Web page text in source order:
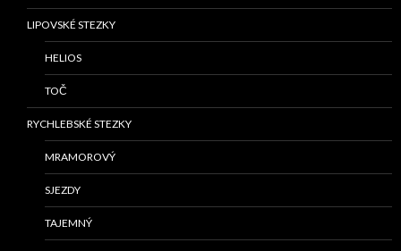
LIPOVSKÉ STEZKY
HELIOS
TOČ
RYCHLEBSKÉ STEZKY
MRAMOROVÝ
SJEZDY
TAJEMNÝ